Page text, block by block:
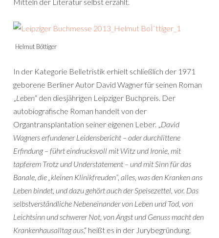
Helmut Böttiger
In der Kategorie Belletristik erhielt schließlich der 1971
geborene Berliner Autor David Wagner für seinen Roman
„Leben“ den diesjährigen Leipziger Buchpreis. Der
autobiografische Roman handelt von der
Organtransplantation seiner eigenen Leber. „David
Wagners erfundener Leidensbericht – oder durchlittene
Erfindung – führt eindrucksvoll mit Witz und Ironie, mit
tapferem Trotz und Understatement – und mit Sinn für das
Banale, die „kleinen Klinikfreuden“, alles, was den Kranken ans
Leben bindet, und dazu gehört auch der Speisezettel, vor. Das
selbstverständliche Nebeneinander von Leben und Tod, von
Leichtsinn und schwerer Not, von Angst und Genuss macht den
Krankenhausalltag aus,“ heißt es in der Jurybegründung.